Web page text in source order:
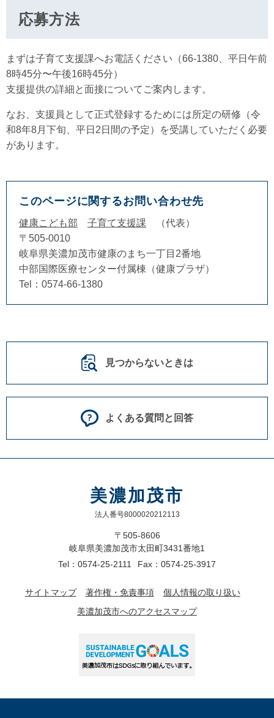
応募方法
まずは子育て支援課へお電話ください（66-1380、平日午前
8時45分〜午後16時45分）
支援提供の詳細と面接についてご案内します。
なお、支援員として正式登録するためには所定の研修（令
和8年8月下旬、平日2日間の予定）を受講していただく必要
があります。
このページに関するお問い合わせ先
健康こども部 子育て支援課
代表
〒505-0010
岐阜県美濃加茂市健康のまち一丁目2番地
中部国際医療センター付属棟（健康プラザ）
Tel：0574-66-1380
見つからないときは
よくある質問と回答
美濃加茂市
法人番号8000020212113
〒505-8606
岐阜県美濃加茂市太田町3431番地1
Tel：0574-25-2111
Fax：0574-25-3917
サイトマップ 著作権・免責事項
個人情報の取り扱い
美濃加茂市へのアクセスマップ